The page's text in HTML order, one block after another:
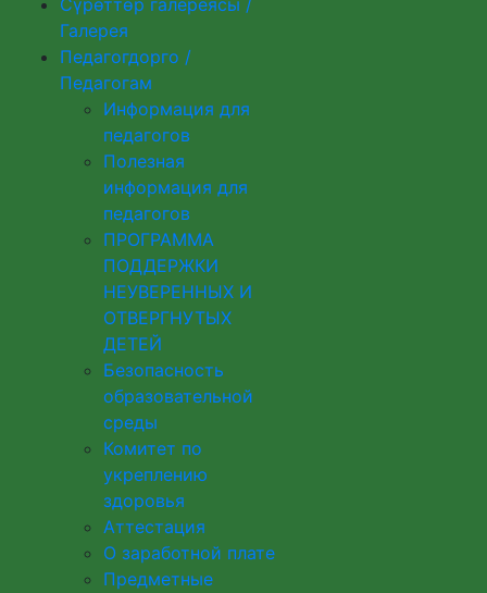
Сүрөттөр галереясы /
Галерея
Педагогдорго /
Педагогам
Информация для
педагогов
Полезная
информация для
педагогов
ПРОГРАММА
ПОДДЕРЖКИ
НЕУВЕРЕННЫХ И
ОТВЕРГНУТЫХ
ДЕТЕЙ
Безопасность
образовательной
среды
Комитет по
укреплению
здоровья
Аттестация
О заработной плате
Предметные